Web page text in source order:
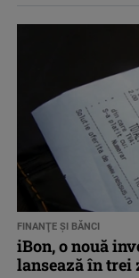
FINANŢE ŞI BĂNCI
iBon, o nouă
lansează în trei